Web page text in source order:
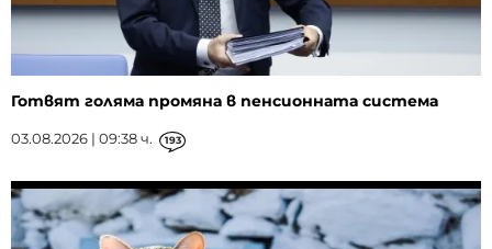
Готвят голяма промяна в пенсионната система
03.08.2026 | 09:38 ч. 193